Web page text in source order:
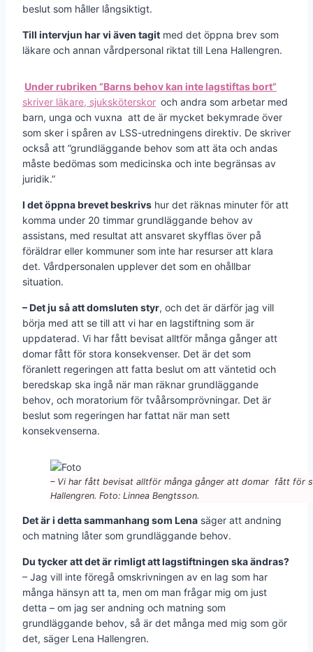
beslut som håller långsiktigt.
Till intervjun har vi även tagit med det öppna brev som
läkare och annan vårdpersonal riktat till Lena Hallengren.
Under rubriken ”Barns behov kan inte lagstiftas bort”
skriver läkare, sjuksköterskor och andra som arbetar med
barn, unga och vuxna att de är mycket bekymrade över
som sker i spåren av LSS-utredningens direktiv. De skriver
också att ”grundläggande behov som att äta och andas
måste bedömas som medicinska och inte begränsas av
juridik.”
I det öppna brevet beskrivs hur det räknas minuter för att
komma under 20 timmar grundläggande behov av
assistans, med resultat att ansvaret skyfflas över på
föräldrar eller kommuner som inte har resurser att klara
det. Vårdpersonalen upplever det som en ohållbar
situation.
– Det ju så att domsluten styr, och det är därför jag vill
börja med att se till att vi har en lagstiftning som är
uppdaterad. Vi har fått bevisat alltför många gånger att
domar fått för stora konsekvenser. Det är det som
föranlett regeringen att fatta beslut om att väntetid och
beredskap ska ingå när man räknar grundläggande
behov, och moratorium för tvåårsomprövningar. Det är
beslut som regeringen har fattat när man sett
konsekvenserna.
– Vi har fått bevisat alltför många gånger att domar fått för
Hallengren. Foto: Linnea Bengtsson.
Det är i detta sammanhang som Lena säger att andning
och matning låter som grundläggande behov.
Du tycker att det är rimligt att lagstiftningen ska ändras?
– Jag vill inte föregå omskrivningen av en lag som har
många hänsyn att ta, men om man frågar mig om just
detta – om jag ser andning och matning som
grundläggande behov, så är det många med mig som gör
det, säger Lena Hallengren.